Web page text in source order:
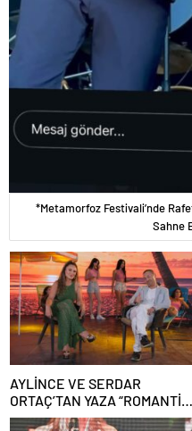
*Metamorfoz Festivali’nde
Sahne
AYLİNCE VE SERDAR
ORTAÇ’TAN YAZA “ROMANTİK
AŞK” BOMBASI!